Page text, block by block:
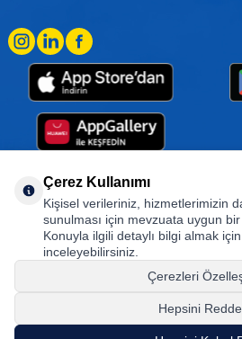
Goodyear (and Winged Foot Design) are
Tire & Rubber Company used under license
Istanbul/Türkiye. © 2026 The Goodyear
Çerez Kullanımı
Kişisel verileriniz, hizmetlerimizin
sunulması için mevzuata uygun
Konuyla ilgili detaylı bilgi almak için
inceleyebilirsiniz.
Çerezleri
Hepsini